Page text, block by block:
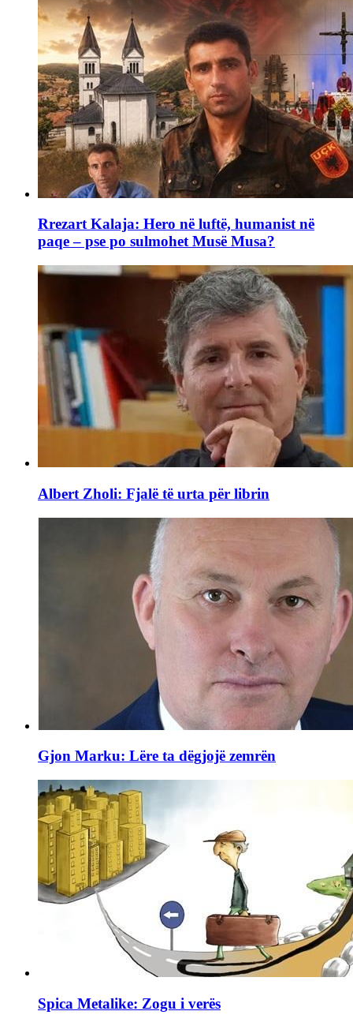
Rrezart Kalaja: Hero në luftë, humanist në
paqe – pse po sulmohet Musë Musa?
Albert Zholi: Fjalë të urta për librin
Gjon Marku: Lëre ta dëgjojë zemrën
Spica Metalike: Zogu i verës